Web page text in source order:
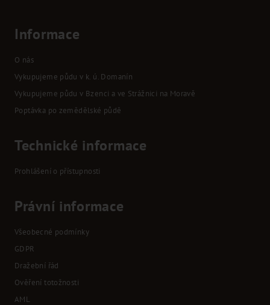
Informace
O nás
Vykupujeme půdu v k. ú. Domanín
Vykupujeme půdu v Bzenci a ve Strážnici na Moravě
Poptávka po zemědělské půdě
Technické informace
Prohlášení o přístupnosti
Právní informace
Všeobecné podmínky
GDPR
Dražební řád
Ověření totožnosti
AML